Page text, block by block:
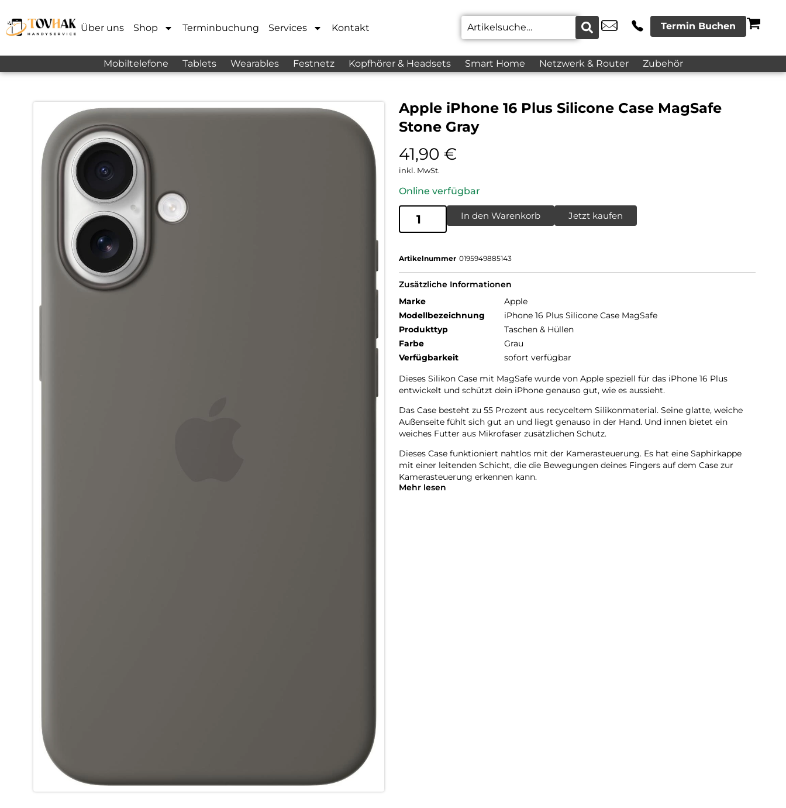
Über uns Shop Terminbuchung Services Kontakt Termin Buchen
Mobiltelefone Tablets Wearables Festnetz Kopfhörer & Headsets Smart Home Netzwerk & Router Zubehör
Apple iPhone 16 Plus Silicone Case MagSafe
Stone Gray
41,90 €
inkl. MwSt.
Online verfügbar
In den Warenkorb Jetzt kaufen
Artikelnummer 0195949885143
Zusätzliche Informationen
Marke
Apple
Modellbezeichnung
iPhone 16 Plus Silicone Case MagSafe
Produkttyp
Taschen & Hüllen
Farbe
Grau
Verfügbarkeit
sofort verfügbar
Dieses Silikon Case mit MagSafe wurde von Apple speziell für das iPhone 16 Plus
entwickelt und schützt dein iPhone genauso gut, wie es aussieht.
Das Case besteht zu 55 Prozent aus recyceltem Silikon­material. Seine glatte, weiche
Außenseite fühlt sich gut an und liegt genauso in der Hand. Und innen bietet ein
weiches Futter aus Mikrofaser zusätzlichen Schutz.
Dieses Case funktioniert nahtlos mit der Kamera­steuerung. Es hat eine Saphir­kappe
mit einer leitenden Schicht, die die Bewegungen deines Fingers auf dem Case zur
Kamera­steuerung erkennen kann.
Mehr lesen